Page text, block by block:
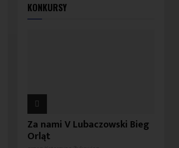
KONKURSY
Za nami V Lubaczowski Bieg
Orląt